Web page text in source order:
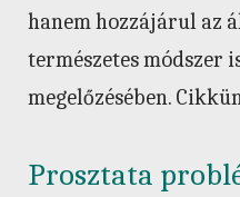
hanem hozzájárul az
természetes módszer
megelőzésében.
Prosztata